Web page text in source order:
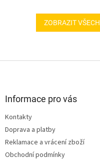
ZOBRAZIT
Informace pro vás
Kontakty
Doprava a platby
Reklamace a vrácení zboží
Obchodní podmínky